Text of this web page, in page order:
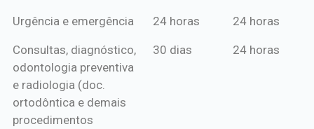
*Procedimentos Amil
*Pagamento
mensal*
*Pagamento
de crédito
Urgência e emergência 24 horas 24 horas
Consultas, diagnóstico,
odontologia preventiva
e radiologia (doc.
ortodôntica e demais
procedimentos
30 dias 24 horas